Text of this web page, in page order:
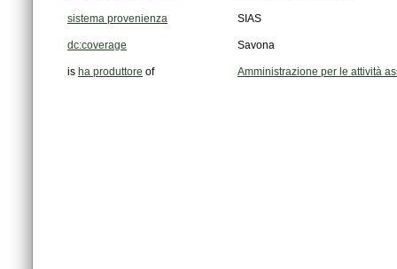
sistema provenienza SIAS
dc:coverage Savona
is ha produttore of Amministrazione per le attività